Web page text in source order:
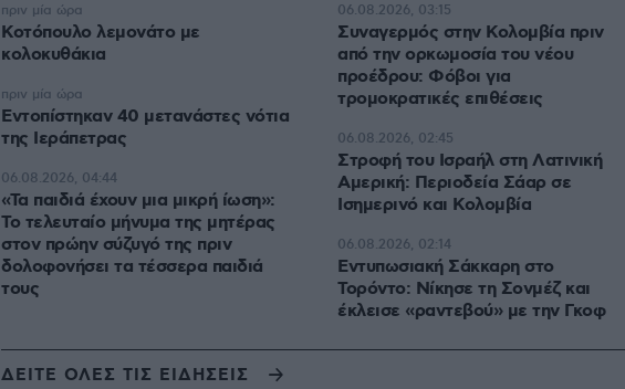
Κοτόπουλο λεμονάτο με
κολοκυθάκια
πριν μία ώρα
Εντοπίστηκαν 40 μετανάστες νότια
της Ιεράπετρας
πριν μία ώρα
«Τα παιδιά έχουν μια μικρή ίωση»:
Το τελευταίο μήνυμα της μητέρας
στον πρώην σύζυγό της πριν
δολοφονήσει τα τέσσερα παιδιά
τους
06.08.2026, 04:44
Συναγερμός στην Κολομβία πριν
από την ορκωμοσία του νέου
προέδρου: Φόβοι για
τρομοκρατικές επιθέσεις
06.08.2026, 03:15
Στροφή του Ισραήλ στη Λατινική
Αμερική: Περιοδεία Σάαρ σε
Ισημερινό και Κολομβία
06.08.2026, 02:45
Εντυπωσιακή Σάκκαρη στο
Τορόντο: Νίκησε τη Σονμέζ και
έκλεισε «ραντεβού» με την Γκοφ
06.08.2026, 02:14
ΔΕΙΤΕ ΟΛΕΣ ΤΙΣ ΕΙΔΗΣΕΙΣ